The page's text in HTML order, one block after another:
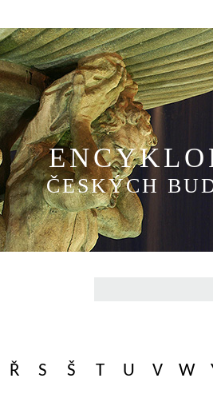
ČESKÝCH
Ř S Š T U V W